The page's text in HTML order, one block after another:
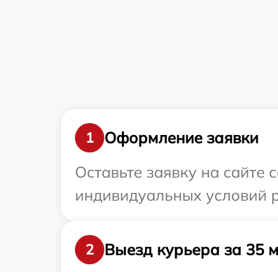
1
Оформление заявки
Оставьте заявку на
индивидуальных условий
2
Выезд курьера за 35